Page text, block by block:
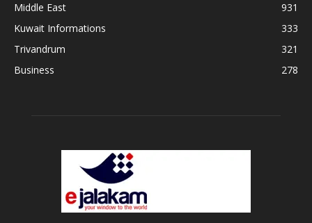
Middle East
931
Kuwait Informations
333
Trivandrum
321
Business
278